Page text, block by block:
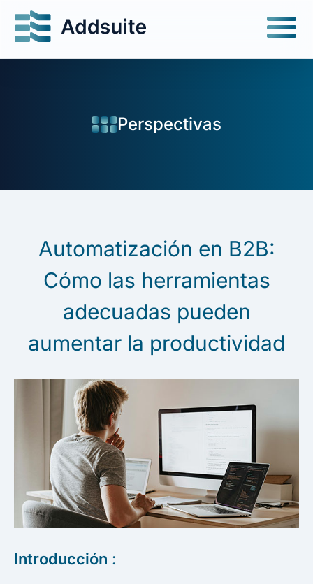
Perspectivas
Automatización en B2B:
Cómo las herramientas
adecuadas pueden
aumentar la productividad
Introducción :